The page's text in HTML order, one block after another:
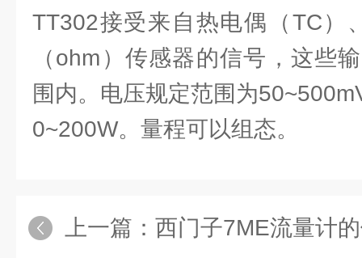
TT302接受来自热电偶（TC）
（ohm）传感器的信号，这些
围内。电压规定范围为
0~200W。量程可以组态。
上一篇： 西门子7ME流量计